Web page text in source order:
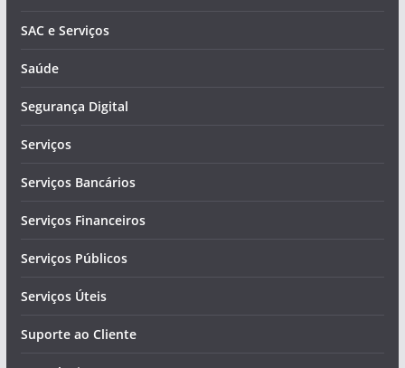
SAC e Serviços
Saúde
Segurança Digital
Serviços
Serviços Bancários
Serviços Financeiros
Serviços Públicos
Serviços Úteis
Suporte ao Cliente